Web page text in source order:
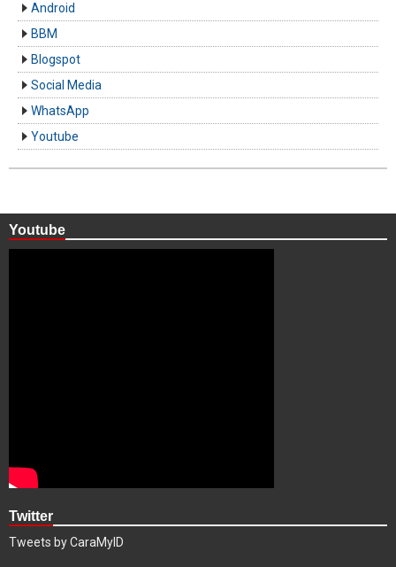
Android
BBM
Blogspot
Social Media
WhatsApp
Youtube
Youtube
Twitter
Tweets by CaraMyID